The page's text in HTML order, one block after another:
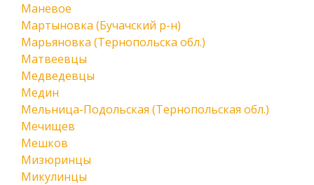
Маневое
Мартыновка (Бучачский р-н)
Марьяновка (Тернопольска обл.)
Матвеевцы
Медведевцы
Медин
Мельница-Подольская (Тернопольская обл.)
Мечищев
Мешков
Мизюринцы
Микулинцы